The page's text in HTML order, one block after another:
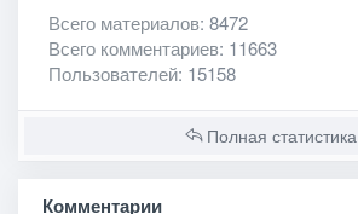
Всего материалов: 8472
Всего комментариев: 11663
Пользователей: 15158
Полная статистика
Комментарии